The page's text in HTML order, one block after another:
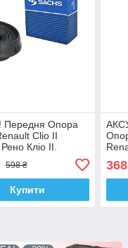
Передня Опора
Clio II
Кліо II.
, VKDA35607
598 ₴
Купити
368